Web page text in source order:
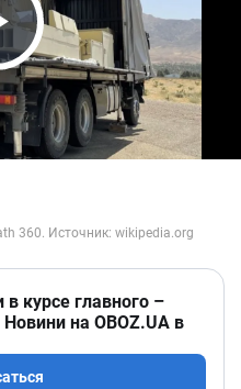
Video
курсе главного –
на OBOZ.UA в